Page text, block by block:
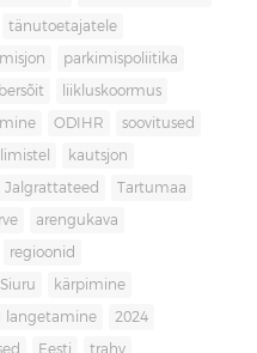
tänutoetajatele
parkimispoliitika
liikluskoormus
ODIHR soovitused
kautsjon
Jalgrattateed Tartumaa
arengukava
regioonid
Siuru kärpimine
langetamine 2024
Eesti trahv